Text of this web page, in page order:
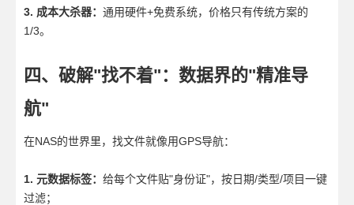
3. 成本大杀器： 通用硬件+免费系统，价格只有传统方案的
1/3。
四、破解"找不着"：数据界的"精准导
航"
在NAS的世界里，找文件就像用GPS导航：
1. 元数据标签： 给每个文件贴"身份证"，按日期/类型/项目一键
过滤；